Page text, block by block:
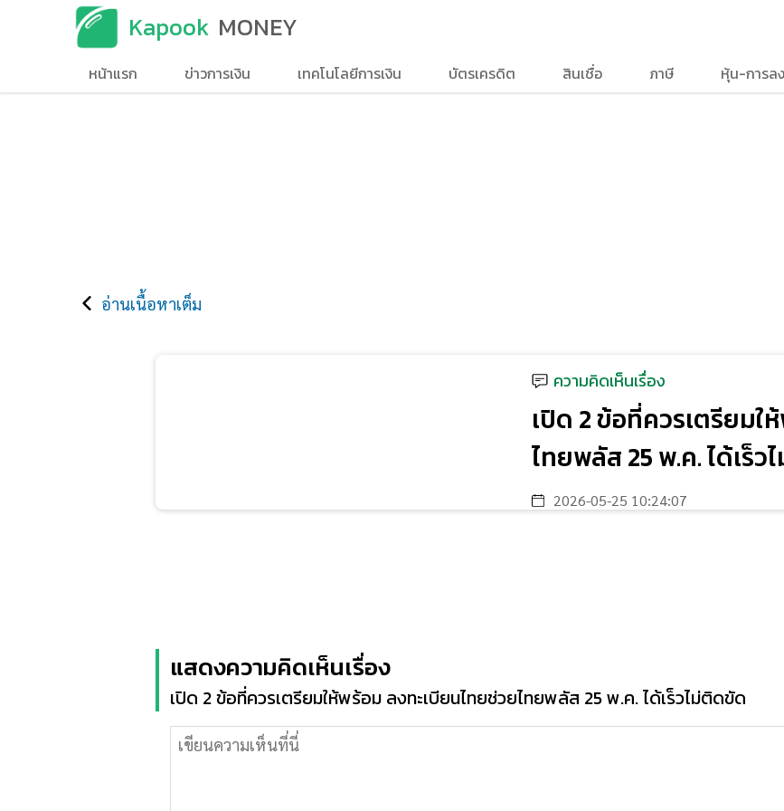
Kapook MONEY
หน้าแรก ข่าวการเงิน เทคโนโลยีการเงิน บัตรเครดิต สินเชื่อ ภาษี หุ้น-การล
อ่านเนื้อหาเต็ม
ความคิดเห็นเรื่อง
เปิด 2 ข้อที่ควรเตรียมใ
ไทยพลัส 25 พ.ค. ได้เร็ว
2026-05-25 10:24:07
แสดงความคิดเห็นเรื่อง
เปิด 2 ข้อที่ควรเตรียมให้พร้อม ลงทะเบียนไทยช่วยไทยพลัส 25 พ.ค. ได้เร็วไม่ติดขัด